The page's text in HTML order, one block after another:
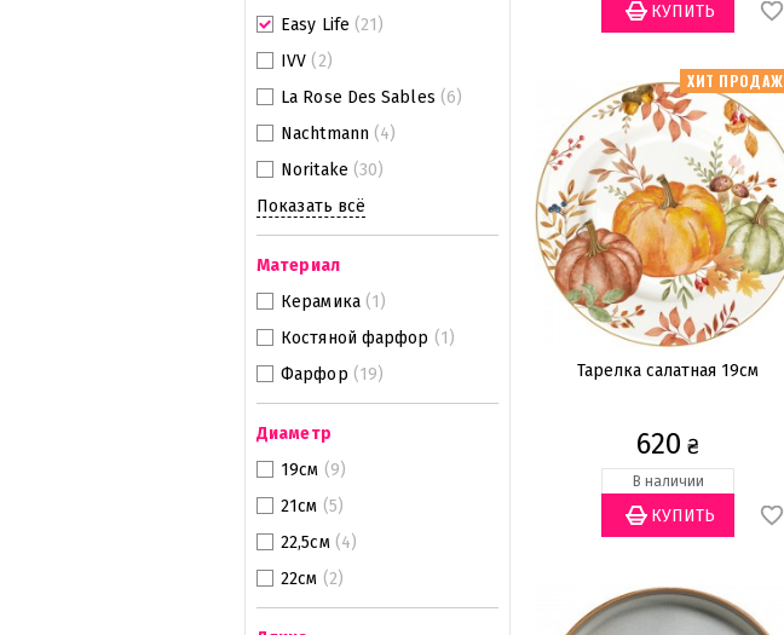
Easy Life (21)
IVV (2)
La Rose Des Sables (6)
Nachtmann (4)
Noritake (30)
Показать всё
Материал
Керамика (1)
Костяной фарфор (1)
Фарфор (19)
Диаметр
19см (9)
21см (5)
22,5см (4)
22см (2)
ХИТ ПРОДАЖ
Тарелка салатная 19см
620 ₴
В наличии